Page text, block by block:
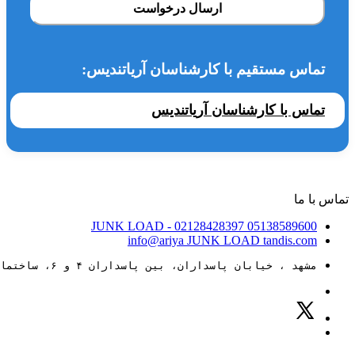
ارسال درخواست
تماس مستقیم با کارشناسان آریاتندیس:
تماس با کارشناسان آریاتندیس
تماس با ما
05138589600
JUNK LOAD - 02128428397
info@ariya JUNK LOAD tandis.com
مشهد ، خیابان پاسداران، بین پاسداران ۴ و ۶، ساختمان ۸۸